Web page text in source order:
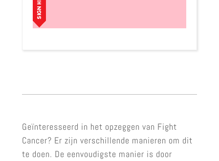
Geïnteresseerd in het opzeggen van Fight
Cancer? Er zijn verschillende manieren om dit
te doen. De eenvoudigste manier is door